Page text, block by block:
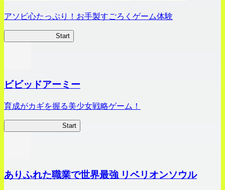
アソビ心たっぷり！お手製すごろくゲーム体験
Start
ビビッドアーミー
育成がカギを握る美少女戦略ゲーム！
Start
ありふれた職業で世界最強 リベリオンソウル